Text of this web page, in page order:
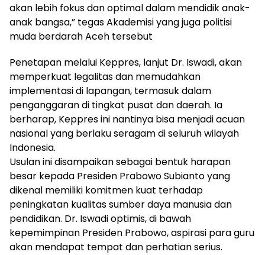
akan lebih fokus dan optimal dalam mendidik anak-
anak bangsa,” tegas Akademisi yang juga politisi
muda berdarah Aceh tersebut
Penetapan melalui Keppres, lanjut Dr. Iswadi, akan
memperkuat legalitas dan memudahkan
implementasi di lapangan, termasuk dalam
penganggaran di tingkat pusat dan daerah. Ia
berharap, Keppres ini nantinya bisa menjadi acuan
nasional yang berlaku seragam di seluruh wilayah
Indonesia.
Usulan ini disampaikan sebagai bentuk harapan
besar kepada Presiden Prabowo Subianto yang
dikenal memiliki komitmen kuat terhadap
peningkatan kualitas sumber daya manusia dan
pendidikan. Dr. Iswadi optimis, di bawah
kepemimpinan Presiden Prabowo, aspirasi para guru
akan mendapat tempat dan perhatian serius.